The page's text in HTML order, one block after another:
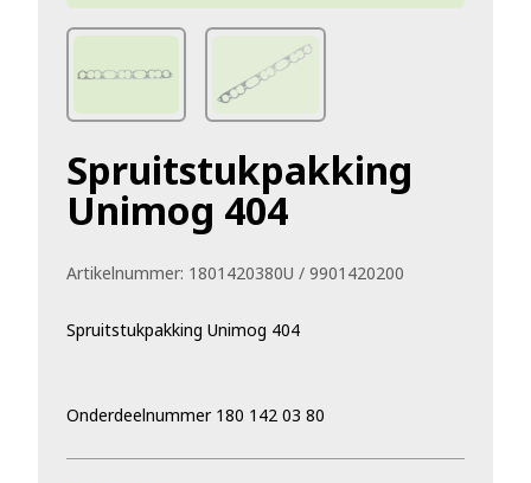
Spruitstukpakking
Unimog 404
Artikelnummer: 1801420380U / 9901420200
Spruitstukpakking Unimog 404
Onderdeelnummer 180 142 03 80